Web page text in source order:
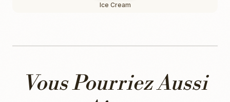
Ice Cream
Vous Pourriez Aussi